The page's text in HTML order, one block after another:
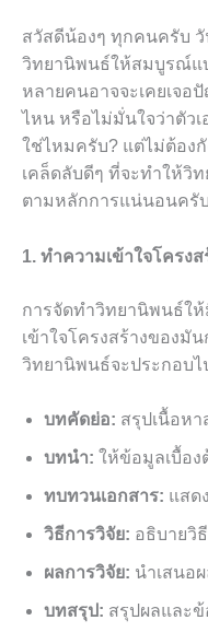
สวัสดีน้องๆ ทุกคนครับ
วิทยานิพนธ์ให้สมบูรณ์แ
หลายคนอาจจะเคยเจอ
ไหน หรือไม่มั่นใจว่าตัวเ
ใช่ไหมครับ? แต่ไม่ต้อง
เคล็ดลับดีๆ ที่จะทำให้วิ
ตามหลักการแน่นอนครับ
1. ทำความเข้าใจโครง
การจัดทำวิทยานิพนธ์ใ
เข้าใจโครงสร้างของมั
วิทยานิพนธ์จะประกอบ
บทคัดย่อ: สรุปเนื้อห
บทนำ: ให้ข้อมูลเบื้อ
ทบทวนเอกสาร: แสด
วิธีการวิจัย: อธิบายวิ
ผลการวิจัย: นำเสนอ
บทสรุป: สรุปผลและข้